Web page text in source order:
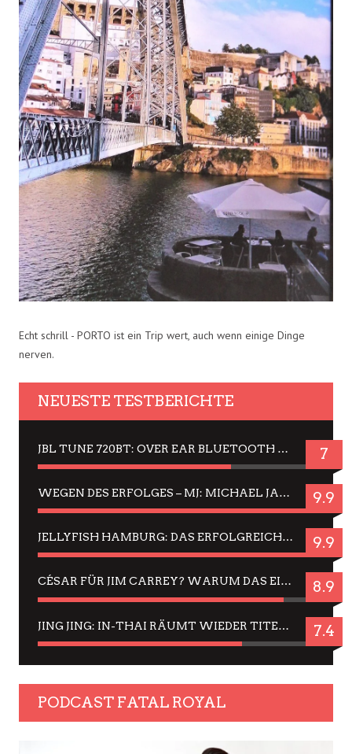
Echt schrill - PORTO ist ein Trip wert, auch wenn einige Dinge
nerven.
NEUESTE TESTBERICHTE
JBL TUNE 720BT: OVER EAR BLUETOOTH KOPFHÖRER UM DIE 50,-€ IM DAUER-TEST 7
WEGEN DES ERFOLGES – MJ: MICHAEL JACKSON MUSICAL IN EINER MATINEE SEHEN 9.9
JELLYFISH HAMBURG: DAS ERFOLGREICHE SOMMER-MENÜ 2025 IN GEFÜHLEN UND BILDERN 9.9
CÉSAR FÜR JIM CARREY? WARUM DAS EINER DER NERVIGSTEN ACTORS IST UND BLEIBT 8.9
JING JING: IN-THAI RÄUMT WIEDER TITEL AB – EIN ZWEI-STUNDEN-ERLEBNISBERICHT 7.4
PODCAST FATAL ROYAL